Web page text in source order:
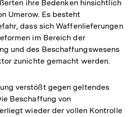
ihre Bedenken hinsichtlich
Umerow. Es besteht
dass sich Waffenlieferungen
im Bereich der
und des Beschaffungswesens
zunichte gemacht werden.
verstößt gegen geltendes
Beschaffung von
wieder der vollen Kontrolle